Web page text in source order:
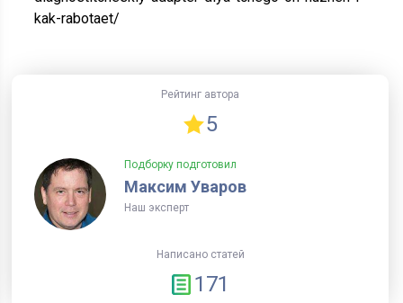
kak-rabotaet/
Рейтинг автора
5
Подборку подготовил
Максим Уваров
Наш эксперт
Написано статей
171